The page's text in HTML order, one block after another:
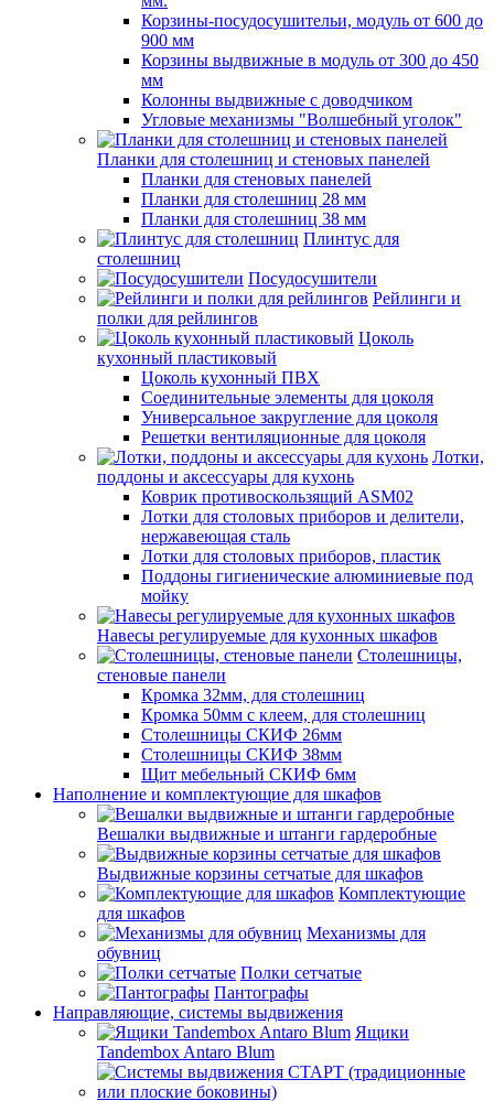
Корзины-посудосушительи, модуль от 600 до
900 мм
Корзины выдвижные в модуль от 300 до 450
мм
Колонны выдвижные с доводчиком
Угловые механизмы "Волшебный уголок"
Планки для столешниц и стеновых панелей
Планки для стеновых панелей
Планки для столешниц 28 мм
Планки для столешниц 38 мм
Плинтус для
столешниц
Посудосушители
Рейлинги и
полки для рейлингов
Цоколь
кухонный пластиковый
Цоколь кухонный ПВХ
Соединительные элементы для цоколя
Универсальное закругление для цоколя
Решетки вентиляционные для цоколя
Лотки,
поддоны и аксессуары для кухонь
Коврик противоскользящий ASM02
Лотки для столовых приборов и делители,
нержавеющая сталь
Лотки для столовых приборов, пластик
Поддоны гигиенические алюминиевые под
мойку
Навесы регулируемые для кухонных шкафов
Столешницы,
стеновые панели
Кромка 32мм, для столешниц
Кромка 50мм с клеем, для столешниц
Столешницы СКИФ 26мм
Столешницы СКИФ 38мм
Щит мебельный СКИФ 6мм
Наполнение и комплектующие для шкафов
Вешалки выдвижные и штанги гардеробные
Выдвижные корзины сетчатые для шкафов
Комплектующие
для шкафов
Механизмы для
обувниц
Полки сетчатые
Пантографы
Направляющие, системы выдвижения
Ящики
Tandembox Antaro Blum